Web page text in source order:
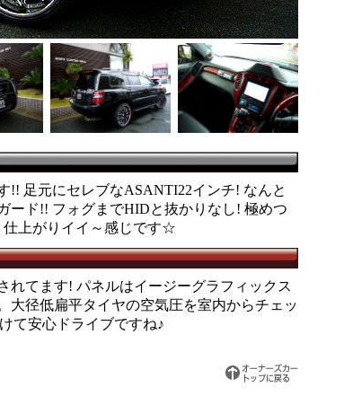
!! 足元にセレブなASANTI22インチ! なんと
ード!! フォグまでHIDと抜かりなし! 極めつ
仕上がりイイ～感じです☆
れてます! パネルはイージーグラフィックス
大径低扁平タイヤの空気圧を室内からチェッ
て安心ドライブですね♪